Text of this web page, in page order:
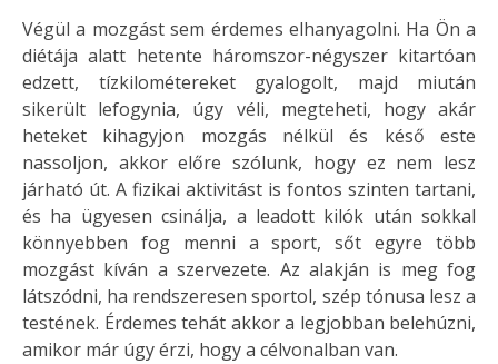
Végül a mozgást sem érdemes elhanyagolni. Ha Ön a
diétája alatt hetente háromszor-négyszer kitartóan
edzett, tízkilométereket gyalogolt, majd miután
sikerült lefogynia, úgy véli, megteheti, hogy akár
heteket kihagyjon mozgás nélkül és késő este
nassoljon, akkor előre szólunk, hogy ez nem lesz
járható út. A fizikai aktivitást is fontos szinten tartani,
és ha ügyesen csinálja, a leadott kilók után sokkal
könnyebben fog menni a sport, sőt egyre több
mozgást kíván a szervezete. Az alakján is meg fog
látszódni, ha rendszeresen sportol, szép tónusa lesz a
testének. Érdemes tehát akkor a legjobban belehúzni,
amikor már úgy érzi, hogy a célvonalban van.